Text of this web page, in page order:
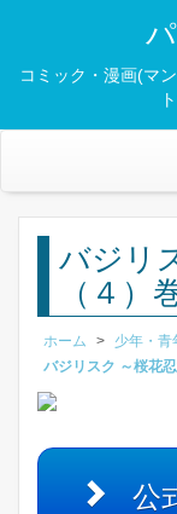
コミック・漫画(マ
バジリ
（４）
ホーム > 少年・青
バジリスク ～桜花
公